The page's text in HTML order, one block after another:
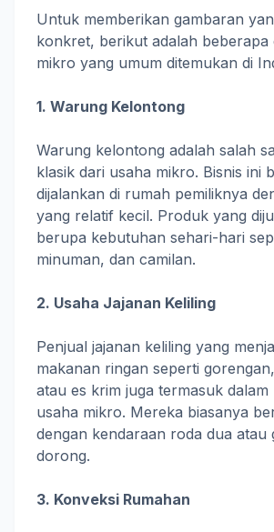
Untuk memberikan gambaran
konkret, berikut adalah beberapa
mikro yang umum ditemukan di
1. Warung Kelontong
Warung kelontong adalah salah
klasik dari usaha mikro. Bisnis ini
dijalankan di rumah pemiliknya
yang relatif kecil. Produk yang
berupa kebutuhan sehari-hari
minuman, dan camilan.
2. Usaha Jajanan Keliling
Penjual jajanan keliling yang
makanan ringan seperti
atau es krim juga termasuk dalam
usaha mikro. Mereka biasanya
dengan kendaraan roda dua atau
dorong.
3. Konveksi Rumahan